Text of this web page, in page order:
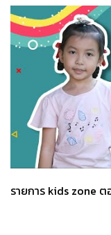
รายการ kids zone ต